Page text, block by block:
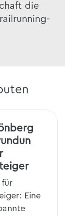
die
für
Eine